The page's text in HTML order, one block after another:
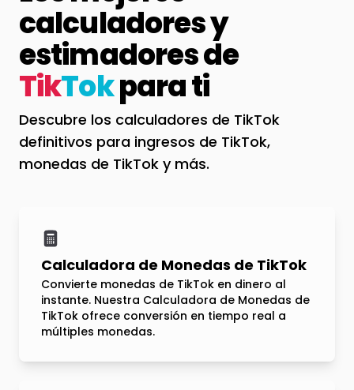
calculadores y
estimadores de
TikTokpara ti
Descubre los calculadores de TikTok
definitivos para ingresos de TikTok,
monedas de TikTok y más.
Calculadora de Monedas de TikTok
Convierte monedas de TikTok en dinero al
instante. Nuestra Calculadora de Monedas de
TikTok ofrece conversión en tiempo real a
múltiples monedas.